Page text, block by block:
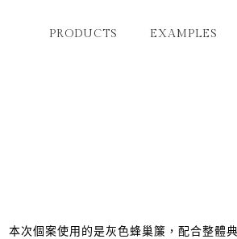
PRODUCTS EXAMPLES
本次個案使用的是灰色蜂巢簾，配合整體